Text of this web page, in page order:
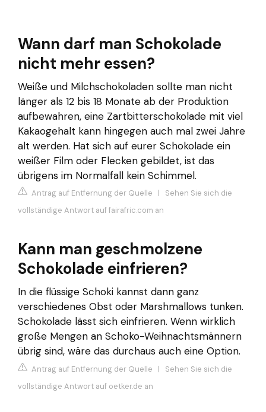
Wann darf man Schokolade
nicht mehr essen?
Weiße und Milchschokoladen sollte man nicht
länger als 12 bis 18 Monate ab der Produktion
aufbewahren, eine Zartbitterschokolade mit viel
Kakaogehalt kann hingegen auch mal zwei Jahre
alt werden. Hat sich auf eurer Schokolade ein
weißer Film oder Flecken gebildet, ist das
übrigens im Normalfall kein Schimmel.
Antrag auf Entfernung der Quelle | Sehen Sie sich die
vollständige Antwort auf fairafric.com an
Kann man geschmolzene
Schokolade einfrieren?
In die flüssige Schoki kannst dann ganz
verschiedenes Obst oder Marshmallows tunken.
Schokolade lässt sich einfrieren. Wenn wirklich
große Mengen an Schoko-Weihnachtsmännern
übrig sind, wäre das durchaus auch eine Option.
Antrag auf Entfernung der Quelle | Sehen Sie sich die
vollständige Antwort auf oetker.de an